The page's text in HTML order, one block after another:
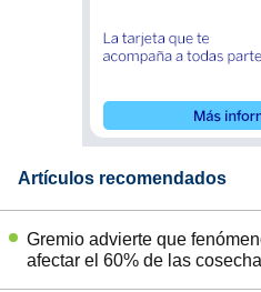
Artículos recomendados
Gremio advierte que
afectar el 60% de las